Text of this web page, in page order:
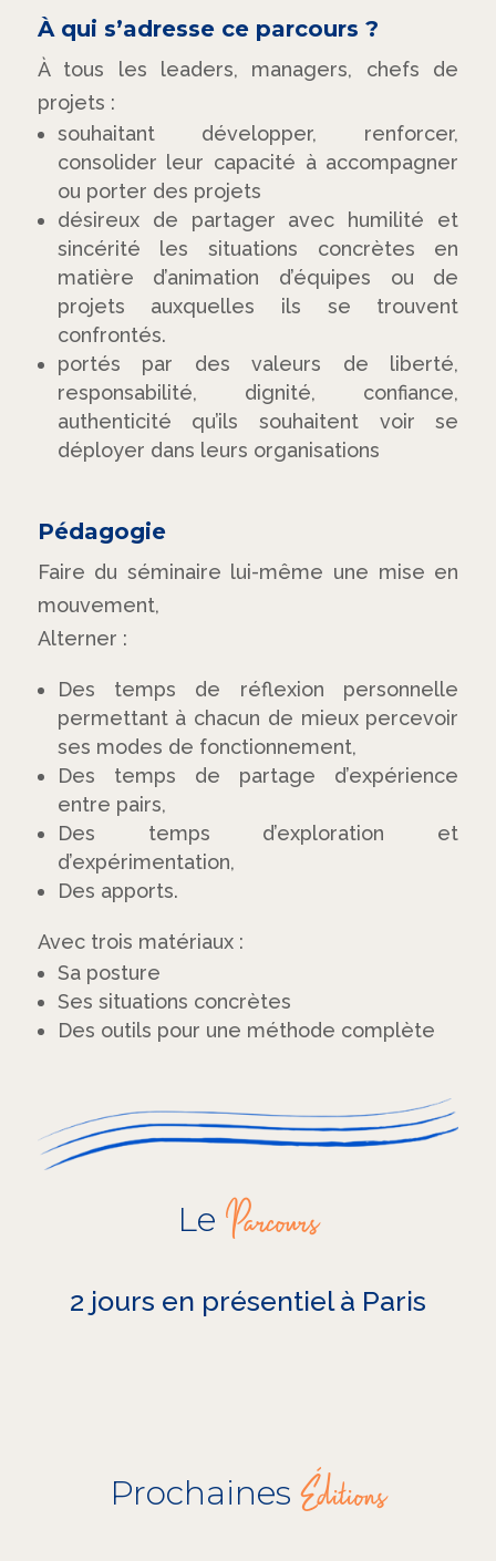
À qui s’adresse ce parcours ?
À tous les leaders, managers, chefs de
projets :
souhaitant développer, renforcer,
consolider leur capacité à accompagner
ou porter des projets
désireux de partager avec humilité et
sincérité les situations concrètes en
matière d’animation d’équipes ou de
projets auxquelles ils se trouvent
confrontés.
portés par des valeurs de liberté,
responsabilité, dignité, confiance,
authenticité qu’ils souhaitent voir se
déployer dans leurs organisations
Pédagogie
Faire du séminaire lui-même une mise en
mouvement,
Alterner :
Des temps de réflexion personnelle
permettant à chacun de mieux percevoir
ses modes de fonctionnement,
Des temps de partage d’expérience
entre pairs,
Des temps d’exploration et
d’expérimentation,
Des apports.
Avec trois matériaux :
Sa posture
Ses situations concrètes
Des outils pour une méthode complète
Le Parcours
2 jours en présentiel à Paris
ProchainesÉditions